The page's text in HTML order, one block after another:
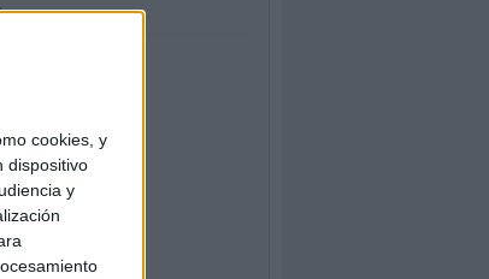
cookies, y
dispositivo
y